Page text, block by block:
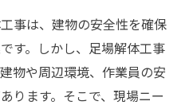
事は、建物の安全性を確保
す。しかし、足場解体工事
物や周辺環境、作業員の安
ります。そこで、現場ニー